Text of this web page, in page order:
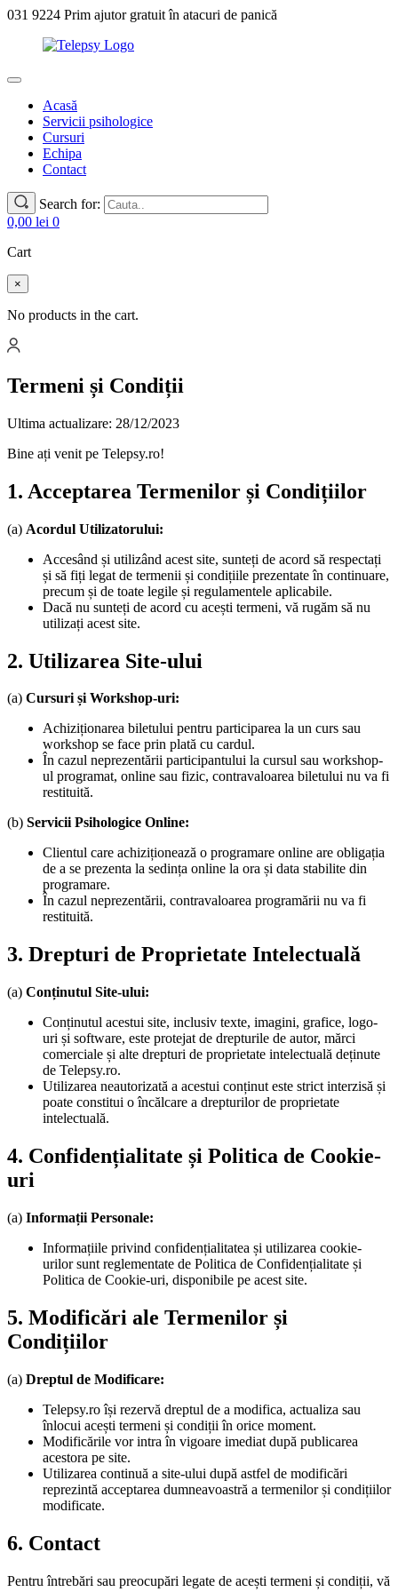
031 9224 Prim ajutor gratuit în atacuri de panică
Acasă
Servicii psihologice
Cursuri
Echipa
Contact
Search for:
0,00 lei 0
Cart
×
No products in the cart.
Termeni și Condiții
Ultima actualizare: 28/12/2023
Bine ați venit pe Telepsy.ro!
1. Acceptarea Termenilor și Condițiilor
(a) Acordul Utilizatorului:
Accesând și utilizând acest site, sunteți de acord să respectați
și să fiți legat de termenii și condițiile prezentate în continuare,
precum și de toate legile și regulamentele aplicabile.
Dacă nu sunteți de acord cu acești termeni, vă rugăm să nu
utilizați acest site.
2. Utilizarea Site-ului
(a) Cursuri și Workshop-uri:
Achiziționarea biletului pentru participarea la un curs sau
workshop se face prin plată cu cardul.
În cazul neprezentării participantului la cursul sau workshop-
ul programat, online sau fizic, contravaloarea biletului nu va fi
restituită.
(b) Servicii Psihologice Online:
Clientul care achiziționează o programare online are obligația
de a se prezenta la sedința online la ora și data stabilite din
programare.
În cazul neprezentării, contravaloarea programării nu va fi
restituită.
3. Drepturi de Proprietate Intelectuală
(a) Conținutul Site-ului:
Conținutul acestui site, inclusiv texte, imagini, grafice, logo-
uri și software, este protejat de drepturile de autor, mărci
comerciale și alte drepturi de proprietate intelectuală deținute
de Telepsy.ro.
Utilizarea neautorizată a acestui conținut este strict interzisă și
poate constitui o încălcare a drepturilor de proprietate
intelectuală.
4. Confidențialitate și Politica de Cookie-
uri
(a) Informații Personale:
Informațiile privind confidențialitatea și utilizarea cookie-
urilor sunt reglementate de Politica de Confidențialitate și
Politica de Cookie-uri, disponibile pe acest site.
5. Modificări ale Termenilor și
Condițiilor
(a) Dreptul de Modificare:
Telepsy.ro își rezervă dreptul de a modifica, actualiza sau
înlocui acești termeni și condiții în orice moment.
Modificările vor intra în vigoare imediat după publicarea
acestora pe site.
Utilizarea continuă a site-ului după astfel de modificări
reprezintă acceptarea dumneavoastră a termenilor și condițiilor
modificate.
6. Contact
Pentru întrebări sau preocupări legate de acești termeni și condiții, vă